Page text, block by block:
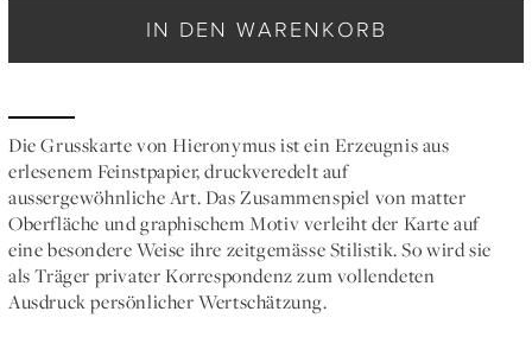
IN DEN WARENKORB
Die Grusskarte von Hieronymus ist ein Erzeugnis aus
erlesenem Feinstpapier, druckveredelt auf
aussergewöhnliche Art. Das Zusammenspiel von matter
Oberfläche und graphischem Motiv verleiht der Karte auf
eine besondere Weise ihre zeitgemässe Stilistik. So wird sie
als Träger privater Korrespondenz zum vollendeten
Ausdruck persönlicher Wertschätzung.